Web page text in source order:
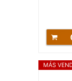
MÁS